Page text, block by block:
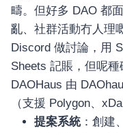
疇。但好多 DAO 都
亂、社群活動冇人理
Discord 做討論，用
Sheets 記賬，但呢種
DAOHaus 由
（支援 Polygon、
提案系統：創建